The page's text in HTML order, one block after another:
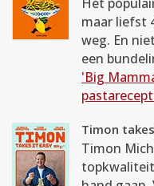
maar liefst
weg. En
een
'Big
Timon
Timon